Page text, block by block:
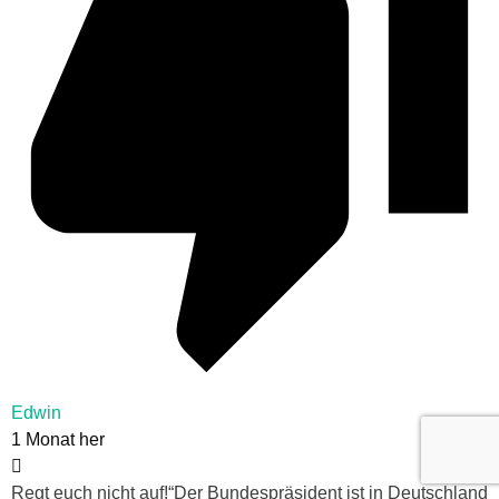
Edwin
1 Monat her
Regt euch nicht auf!“Der Bundespräsident ist in Deutschland